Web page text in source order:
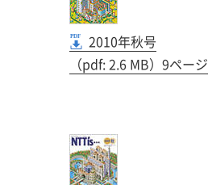
2010年秋号
（pdf: 2.6 MB）9ページ